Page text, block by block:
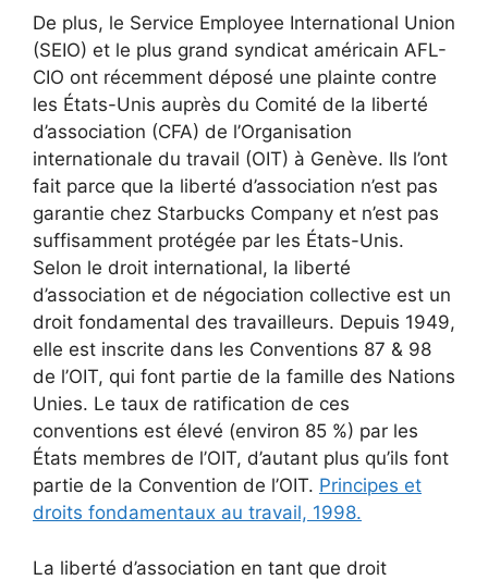
De plus, le Service Employee International Union
(SEIO) et le plus grand syndicat américain AFL-
CIO ont récemment déposé une plainte contre
les États-Unis auprès du Comité de la liberté
d’association (CFA) de l’Organisation
internationale du travail (OIT) à Genève. Ils l’ont
fait parce que la liberté d’association n’est pas
garantie chez Starbucks Company et n’est pas
suffisamment protégée par les États-Unis.
Selon le droit international, la liberté
d’association et de négociation collective est un
droit fondamental des travailleurs. Depuis 1949,
elle est inscrite dans les Conventions 87 & 98
de l’OIT, qui font partie de la famille des Nations
Unies. Le taux de ratification de ces
conventions est élevé (environ 85 %) par les
États membres de l’OIT, d’autant plus qu’ils font
partie de la Convention de l’OIT. Principes et
droits fondamentaux au travail, 1998.
La liberté d’association en tant que droit